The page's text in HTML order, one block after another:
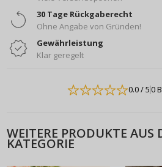
30 Tage Rückgaberecht
Ohne Angabe von Gründen!
Gewährleistung
Klar geregelt
0.0/ 50
WEITERE PRODUKTE AUS
KATEGORIE